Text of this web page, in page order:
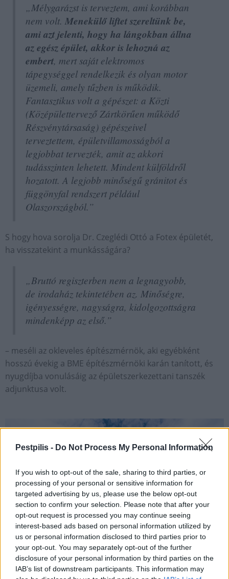
Pestpilis - Do Not Process My Personal Information
If you wish to opt-out of the sale, sharing to third parties, or
processing of your personal or sensitive information for
targeted advertising by us, please use the below opt-out
section to confirm your selection. Please note that after your
opt-out request is processed you may continue seeing
interest-based ads based on personal information utilized by
us or personal information disclosed to third parties prior to
your opt-out. You may separately opt-out of the further
disclosure of your personal information by third parties on the
IAB’s list of downstream participants. This information may
„Mélygarázst is terveztem, ami korábban
nem volt. Menekülő liftet szereltünk be,
ami azt jelenti, hogy ha lángokban állna
az egész épület, akkor is lehozná az
embert, mert saját elektromos
tápegységgel rendelkezik és olyan motor
üzemeli, amely tűzben is működik.
Fantasztikus volt a gépészet: a Közti
(Középülettervező Zártkörűen működő
Részvénytársaság) gépészeivel
terveztettem, épületvillamosságból a
legjobbat tervezték, amit az akkori
tudásszinten lehetett. Mindent külföldről
hozatott. A legjobb minőségű gránitot és
függönyfal rendszert például
Olaszországból.”
S hogy hova sorolja Dr. Czeglédi Ottó a Fotex épületét,
ha visszatekint a munkásságára?
„Bruttó regiszterben nem a legnagyobb,
de irodaház tekintetében az. Minőségre,
igényességre, nagyságra, kidolgozottságra
mindenképp az első.”
– meséli az okleveles építészmérnök, aki egyébként
hosszú évekig a BME építészmérnöki karán tanított, és
nyugdíjba vonulásáig az épületszerkezettani tanszék
adjunktusa volt.